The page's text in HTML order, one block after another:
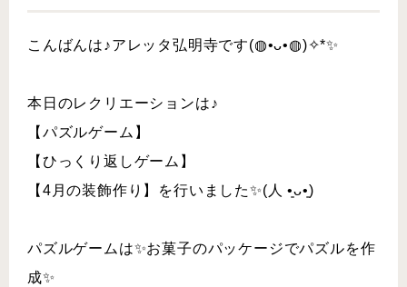
こんばんは♪アレッタ弘明寺です(◍•ᴗ•◍)✧*✨
本日のレクリエーションは♪
【パズルゲーム】
【ひっくり返しゲーム】
【4月の装飾作り】を行いました✨(人 •͈ᴗ•͈)
パズルゲームは✨お菓子のパッケージでパズルを作
成✨